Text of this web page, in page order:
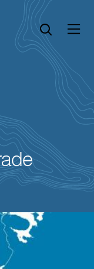
Öppna sök
Öppna menyn